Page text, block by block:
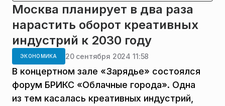
Москва планирует в два раза
нарастить оборот креативных
индустрий к 2030 году
ЭКОНОМИКА 20 сентября 2024 11:58
В концертном зале «Зарядье» состоялся
форум БРИКС «Облачные города». Одна
из тем касалась креативных индустрий,